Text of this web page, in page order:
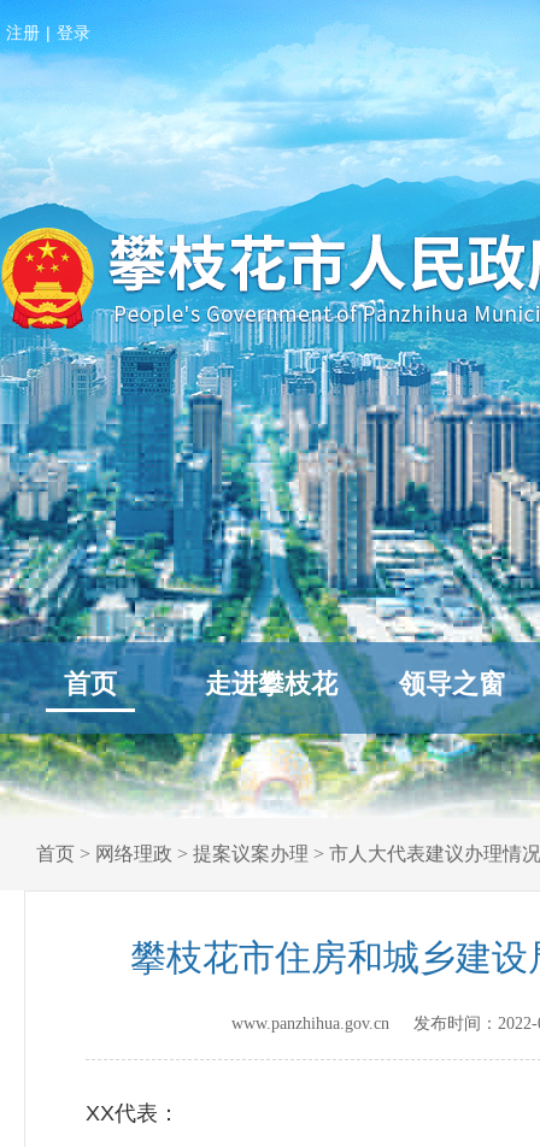
注册 | 登录
首页 走进攀枝花 领导之窗
首页 > 网络理政 > 提案议案办理 > 市人大代表建议办理情况
攀枝花市住房和城乡建
www.panzhihua.gov.cn 发布时间：
XX代表：